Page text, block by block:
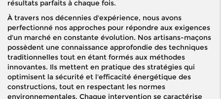
résultats parfaits à chaque fois.
À travers nos décennies d'expérience, nous avons
perfectionné nos approches pour répondre aux exigences
d'un marché en constante évolution. Nos artisans-maçons
possèdent une connaissance approfondie des techniques
traditionnelles tout en étant formés aux méthodes
innovantes. Ils mettent en pratique des stratégies qui
optimisent la sécurité et l'efficacité énergétique des
constructions, tout en respectant les normes
environnementales. Chaque intervention se caractérise